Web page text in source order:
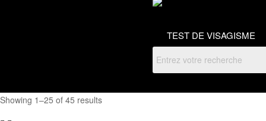
TEST DE VISAGISME
Showing 1–25 of 45 results